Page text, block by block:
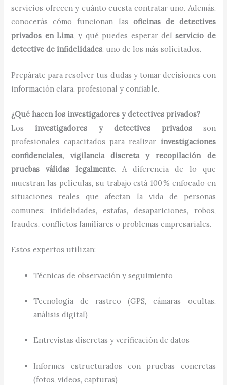
servicios ofrecen y cuánto cuesta contratar uno. Además,
conocerás cómo funcionan las oficinas de detectives
privados en Lima, y qué puedes esperar delservicio de
detective de infidelidades, uno de los más solicitados.
Prepárate para resolver tus dudas y tomar decisiones con
información clara, profesional y confiable.
¿Qué hacen los investigadores y detectives privados?
Los investigadores y detectives privadosson
profesionales capacitados para realizar investigaciones
confidenciales, vigilancia discreta y recopilación de
pruebas válidas legalmente. A diferencia de lo que
muestran las películas, su trabajo está 100 % enfocado en
situaciones reales que afectan la vida de personas
comunes: infidelidades, estafas, desapariciones, robos,
fraudes, conflictos familiares o problemas empresariales.
Estos expertos utilizan:
Técnicas de observación y seguimiento
Tecnología de rastreo (GPS, cámaras ocultas,
análisis digital)
Entrevistas discretas y verificación de datos
Informes estructurados con pruebas concretas
(fotos, videos, capturas)